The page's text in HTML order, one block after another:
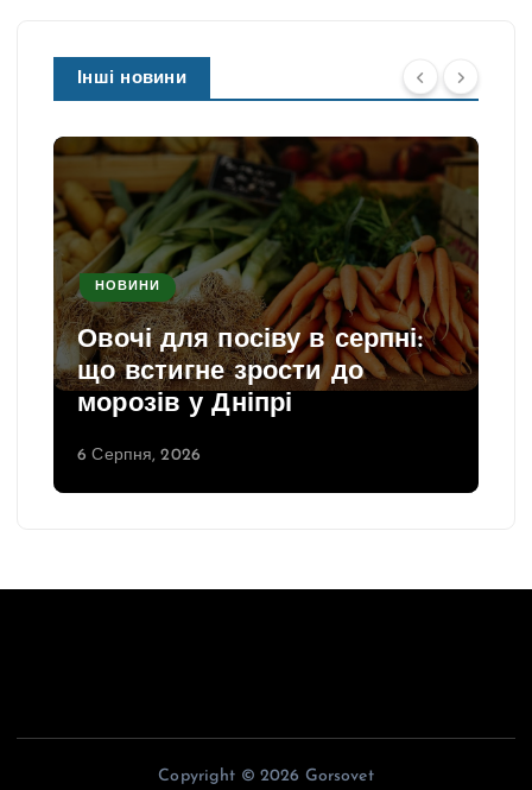
Інші новини
НОВИНИ
Овочі для посіву в серпні:
що встигне зрости до
морозів у Дніпрі
6 Серпня, 2026
Copyright © 2026 Gorsovet